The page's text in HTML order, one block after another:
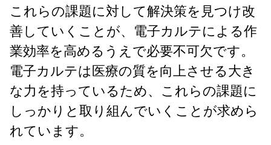
これらの課題に対して解決策を見つけ改
善していくことが、電子カルテによる作
業効率を高めるうえで必要不可欠です。
電子カルテは医療の質を向上させる大き
な力を持っているため、これらの課題に
しっかりと取り組んでいくことが求めら
れています。